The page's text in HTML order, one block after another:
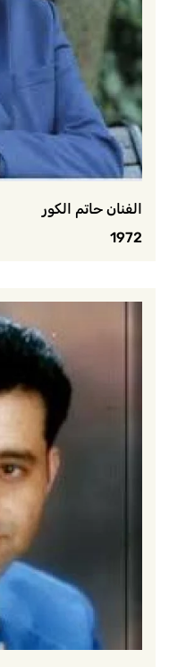
الفنان حاتم الكور
1972